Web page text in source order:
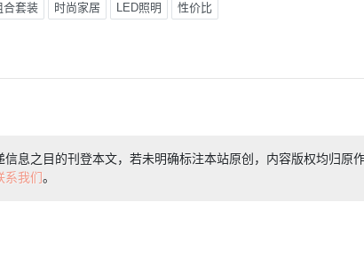
合套装 时尚家居 LED照明 性价比
信息之目的刊登本文，若未明确标注本站原创，内容版权均归原
系我们。